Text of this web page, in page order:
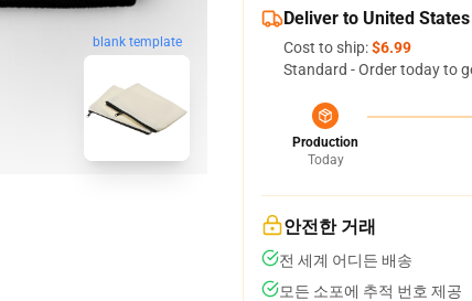
blank template
Deliver to United States
Cost to ship:$6.99
Standard - Order today to
Production
Today
안전한 거래
전 세계 어디든 배송
모든 소포에 추적 번호 제공